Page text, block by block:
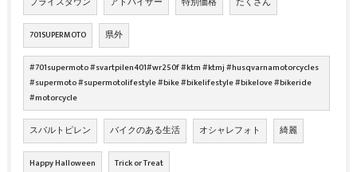
701SUPERMOTO 県外
#701supermoto #svartpilen401#wr250f #ktm #ktmj #husqvarnamotorcycles
#supermoto #supermotolifestyle #bike #bikelifestyle #bikelove #bikeride
#motorcycle
スバルトピレン バイクのある生活 オシャレフォト 綺麗
Happy Halloween Trick or Treat